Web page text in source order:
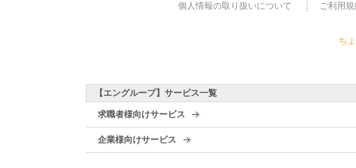
個人情報の取り扱いについて ご利用規
ち
【エングループ】サービス一覧
求職者様向けサービス
企業様向けサービス